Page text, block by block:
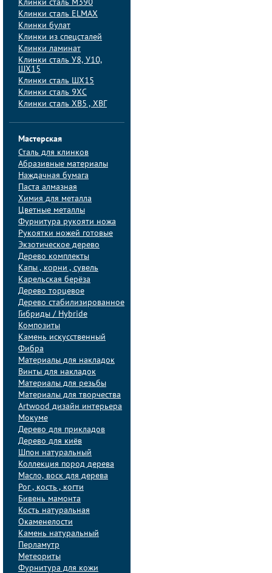
Клинки сталь M390
Клинки сталь ELMAX
Клинки булат
Клинки из спецсталей
Клинки ламинат
Клинки сталь У8, У10,
ШХ15
Клинки сталь ШХ15
Клинки сталь 9ХС
Клинки сталь ХВ5 , ХВГ
Мастерская
Сталь для клинков
Абразивные материалы
Наждачная бумага
Паста алмазная
Химия для металла
Цветные металлы
Фурнитура рукояти ножа
Рукоятки ножей готовые
Экзотическое дерево
Дерево комплекты
Капы , корни , сувель
Карельская берёза
Дерево торцевое
Дерево стабилизированное
Гибриды / Hybride
Композиты
Камень искусственный
Фибра
Материалы для накладок
Винты для накладок
Материалы для резьбы
Материалы для творчества
Artwood дизайн интерьера
Мокуме
Дерево для прикладов
Дерево для киёв
Шпон натуральный
Коллекция пород дерева
Масло, воск для дерева
Рог , кость , когти
Бивень мамонта
Кость натуральная
Окаменелости
Камень натуральный
Перламутр
Метеориты
Фурнитура для кожи